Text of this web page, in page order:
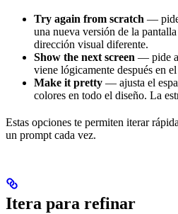
Try again from scratch — pide
una nueva versión de la
dirección visual diferente.
Show the next screen — pide a
viene lógicamente después en
Make it pretty — ajusta el
colores en todo el diseño. La
Estas opciones te permiten iterar
un prompt cada vez.
Itera para refinar